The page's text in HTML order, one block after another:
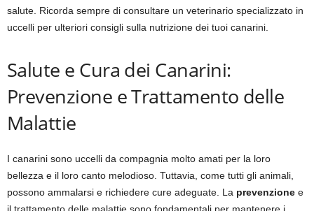
salute. Ricorda sempre di consultare un veterinario specializzato in
uccelli per ulteriori consigli sulla nutrizione dei tuoi canarini.
Salute e Cura dei Canarini:
Prevenzione e Trattamento delle
Malattie
I canarini sono uccelli da compagnia molto amati per la loro
bellezza e il loro canto melodioso. Tuttavia, come tutti gli animali,
possono ammalarsi e richiedere cure adeguate. La prevenzione e